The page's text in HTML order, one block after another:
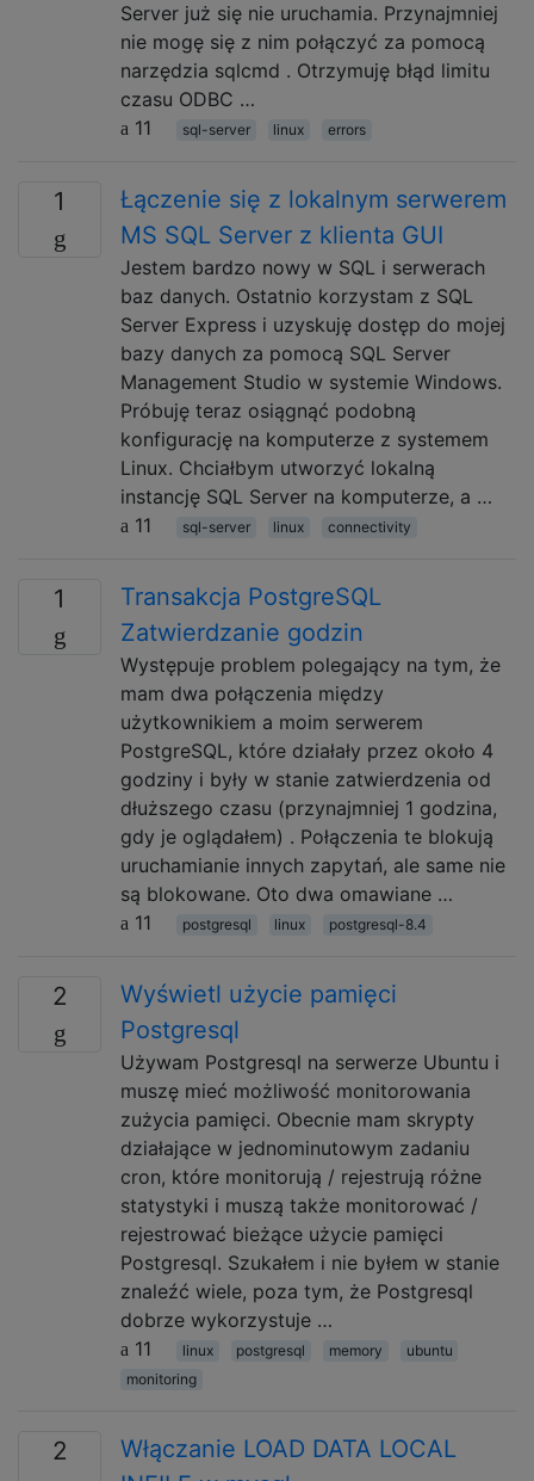
Server już się nie uruchamia. Przynajmniej
nie mogę się z nim połączyć za pomocą
narzędzia sqlcmd . Otrzymuję błąd limitu
czasu ODBC …
11
sql-server linux errors
1
Łączenie się z lokalnym serwerem
MS SQL Server z klienta GUI
Jestem bardzo nowy w SQL i serwerach
baz danych. Ostatnio korzystam z SQL
Server Express i uzyskuję dostęp do mojej
bazy danych za pomocą SQL Server
Management Studio w systemie Windows.
Próbuję teraz osiągnąć podobną
konfigurację na komputerze z systemem
Linux. Chciałbym utworzyć lokalną
instancję SQL Server na komputerze, a …
11
sql-server linux connectivity
1
Transakcja PostgreSQL
Zatwierdzanie godzin
Występuje problem polegający na tym, że
mam dwa połączenia między
użytkownikiem a moim serwerem
PostgreSQL, które działały przez około 4
godziny i były w stanie zatwierdzenia od
dłuższego czasu (przynajmniej 1 godzina,
gdy je oglądałem) . Połączenia te blokują
uruchamianie innych zapytań, ale same nie
są blokowane. Oto dwa omawiane …
11
postgresql linux postgresql-8.4
2
Wyświetl użycie pamięci
Postgresql
Używam Postgresql na serwerze Ubuntu i
muszę mieć możliwość monitorowania
zużycia pamięci. Obecnie mam skrypty
działające w jednominutowym zadaniu
cron, które monitorują / rejestrują różne
statystyki i muszą także monitorować /
rejestrować bieżące użycie pamięci
Postgresql. Szukałem i nie byłem w stanie
znaleźć wiele, poza tym, że Postgresql
dobrze wykorzystuje …
11
linux postgresql memory
ubuntu
monitoring
2
Włączanie LOAD DATA LOCAL